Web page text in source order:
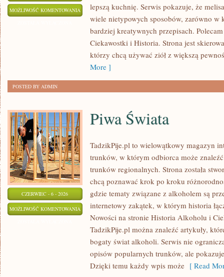
MOŻLIWOŚĆ KOMENTOWANIA KUCHNIE
ŚWIATA
lepszą kuchnię. Serwis pokazuje, że
wiele nietypowych sposobów, zarówno
bardziej kreatywnych przepisach.
Ciekawostki i Historia. Strona jest
którzy chcą używać ziół z większą
More ]
POSTED BY ADMIN
CZERWIEC - 6 - 2026
MOŻLIWOŚĆ KOMENTOWANIA PIWA
ŚWIATA
Piwa Świata
TadzikPije.pl to wielowątkowy magazyn
trunków, w którym odbiorca może
trunków regionalnych. Strona została
chcą poznawać krok po kroku
gdzie tematy związane z alkoholem są
internetowy zakątek, w którym historia
Nowości na stronie Historia Alkoholu i
TadzikPije.pl można znaleźć artykuły,
bogaty świat alkoholi. Serwis nie
opisów popularnych trunków, ale
Dzięki temu każdy wpis może [ Read